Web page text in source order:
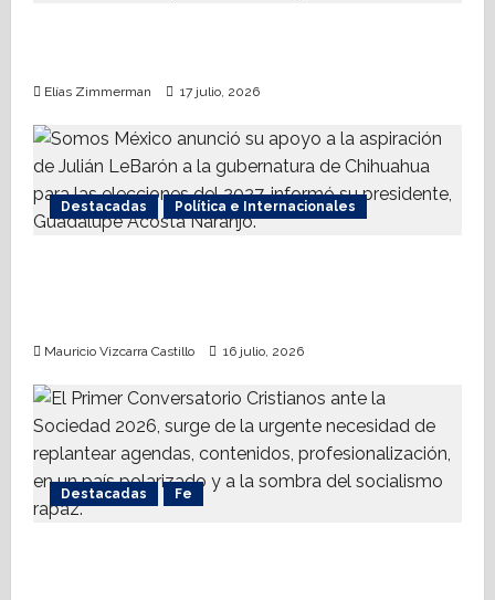
Elías Zimmerman 17 julio, 2026
Destacadas Política e Internacionales
Mauricio Vizcarra Castillo 16 julio, 2026
Destacadas Fe